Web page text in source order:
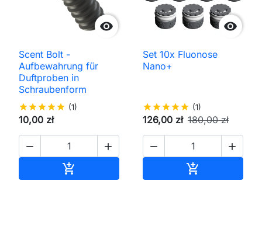

Scent Bolt -
Aufbewahrung für
Duftproben in
Schraubenform
starstarstarstarstar (1)
10,00 zł
 


Set 10x Fluonose
Nano+
starstarstarstarstar (1)
126,00 zł 180,00 zł
 
